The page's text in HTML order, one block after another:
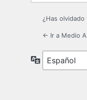
¿Has
← Ir a Medio
Idioma